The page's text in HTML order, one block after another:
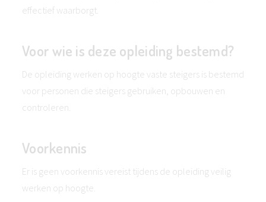
effectief waarborgt.
Voor wie is deze opleiding bestemd?
De opleiding werken op hoogte vaste steigers is bestemd
voor personen die steigers gebruiken, opbouwen en
controleren.
Voorkennis
Er is geen voorkennis vereist tijdens de opleiding veilig
werken op hoogte.